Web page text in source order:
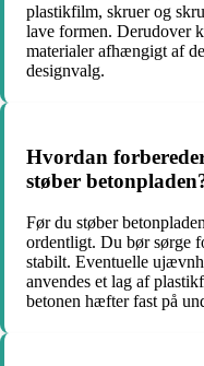
plastikfilm, skruer og
lave formen. Derudover
materialer afhængigt af
designvalg.
Hvordan
støber
Før du støber
ordentligt. Du bør sørge
stabilt. Eventuelle
anvendes et lag af
betonen hæfter fast på